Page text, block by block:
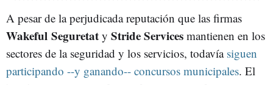
A pesar de la perjudicada reputación que las firmas
Wakeful Seguretat y Stride Services mantienen en los
sectores de la seguridad y los servicios, todavíasiguen
participando --y ganando-- concursos municipales. El